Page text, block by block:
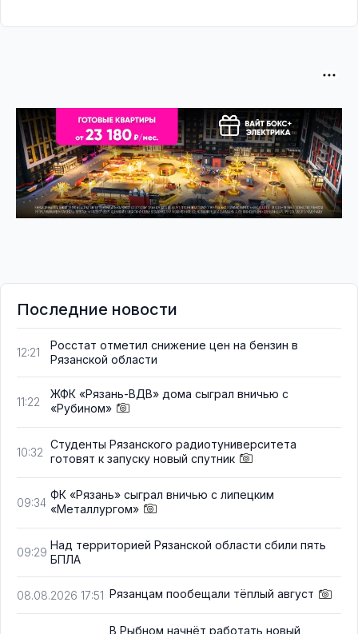
Последние новости
12:21
Росстат отметил снижение цен на бензин в
Рязанской области
11:22
ЖФК «Рязань-ВДВ» дома сыграл вничью с
«Рубином»
10:32
Студенты Рязанского радиотуниверситета
готовят к запуску новый спутник
09:34
ФК «Рязань» сыграл вничью с липецким
«Металлургом»
09:29
Над территорией Рязанской области сбили пять
БПЛА
08.08.2026 17:51 Рязанцам пообещали тёплый август
В Рыбном начнёт работать новый